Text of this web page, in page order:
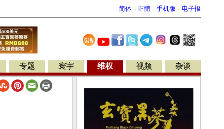
简体 - 正體 - 手机版 - 电子报
专题 寰宇 维权 视频 杂谈